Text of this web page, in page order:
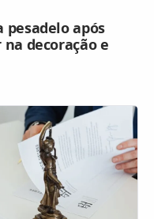
pesadelo após
decoração e